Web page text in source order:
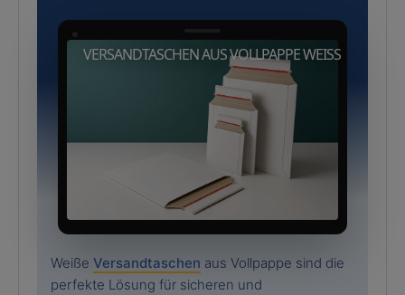
VERSANDTASCHEN AUS VOLLPAPPE WEISS
Weiße Versandtaschen aus Vollpappe sind die
perfekte Lösung für sicheren und